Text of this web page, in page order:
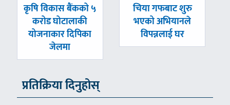
पछिल्लाे
कृषि विकास बैंकको ५
करोड घोटालाकी
योजनाकार दिपिका
जेलमा
अघिल्लाे
-
चिया गफबाट शुरु
भएको अभियानले
विपन्नलाई घर
प्रतिक्रिया दिनुहोस्